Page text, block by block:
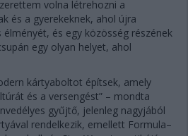
volna létrehozni a
és a gyerekeknek, ahol újra
és egy közösség részének
egy olyan helyet, ahol
kártyaboltot építsek, amely
és a versengést” – mondta
gyűjtő, jelenleg nagyjából
rendelkezik, emellett Formula–